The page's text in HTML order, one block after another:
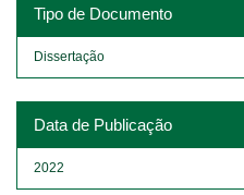
Tipo de Documento
Dissertação
Data de Publicação
2022